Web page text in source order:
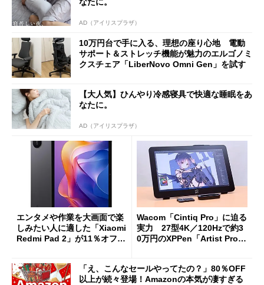
なたに。
AD（アイリスプラザ）
10万円台で手に入る、理想の座り心地 電動
サポート＆ストレッチ機能が魅力のエルゴノミ
クスチェア「LiberNovo Omni Gen」を試す
【大人気】ひんやり冷感寝具で快適な睡眠をあ
なたに。
AD（アイリスプラザ）
エンタメや作業を大画面で楽
しみたい人に適した「Xiaomi
Redmi Pad 2」が11％オフの
Wacom「Cintiq Pro」に迫る
実力 27型4K／120Hzで約3
0万円のXPPen「Artist Pro 2
「え、こんなセールやってたの？」80％OFF
以上が続々登場！Amazonの本気が凄すぎる